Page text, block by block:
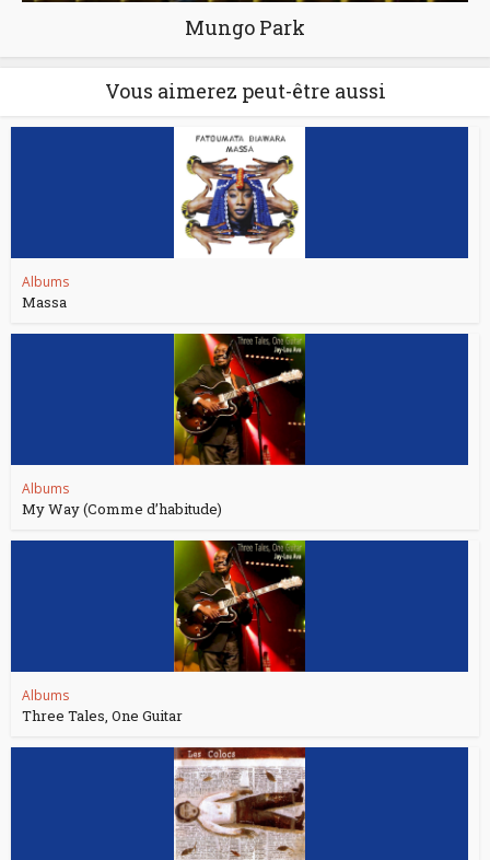
Mungo Park
Vous aimerez peut-être aussi
Albums
Massa
Albums
My Way (Comme d’habitude)
Albums
Three Tales, One Guitar